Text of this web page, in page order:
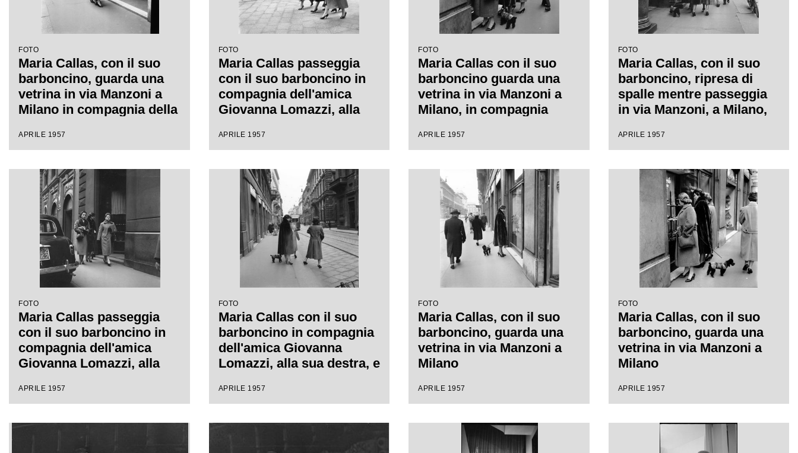
FOTO
Maria Callas, con il suo
barboncino, guarda una
vetrina in via Manzoni a
Milano in compagnia della
APRILE 1957
FOTO
Maria Callas passeggia
con il suo barboncino in
compagnia dell'amica
Giovanna Lomazzi, alla
segretaria, in via Manzoni
APRILE 1957
FOTO
Maria Callas con il suo
barboncino guarda una
vetrina in via Manzoni a
Milano, in compagnia
APRILE 1957
FOTO
Maria Callas, con il suo
barboncino, ripresa di
spalle mentre passeggia
in via Manzoni, a Milano,
Lomazzi
APRILE 1957
FOTO
Maria Callas passeggia
con il suo barboncino in
compagnia dell'amica
Giovanna Lomazzi, alla
segretaria, in via Manzoni
APRILE 1957
FOTO
Maria Callas con il suo
barboncino in compagnia
dell'amica Giovanna
Lomazzi, alla sua destra, e
Manzoni a Milano
APRILE 1957
FOTO
Maria Callas, con il suo
barboncino, guarda una
vetrina in via Manzoni a
Milano
APRILE 1957
FOTO
Maria Callas, con il suo
barboncino, guarda una
vetrina in via Manzoni a
Milano
APRILE 1957